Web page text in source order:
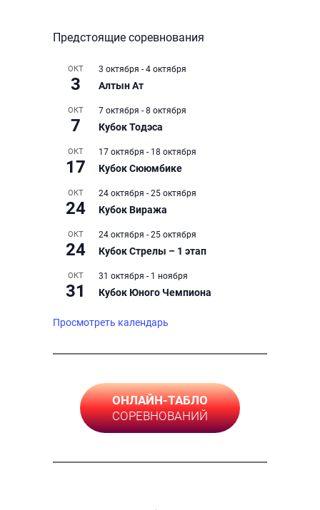
Предстоящие соревнования
ОКТ
3
3 октября - 4 октября
Алтын Ат
ОКТ
7
7 октября - 8 октября
Кубок Тодэса
ОКТ
17
17 октября - 18 октября
Кубок Сююмбике
ОКТ
24
24 октября - 25 октября
Кубок Виража
ОКТ
24
24 октября - 25 октября
Кубок Стрелы – 1 этап
ОКТ
31
31 октября - 1 ноября
Кубок Юного Чемпиона
Просмотреть календарь
ОНЛАЙН-ТАБЛО
СОРЕВНОВАНИЙ